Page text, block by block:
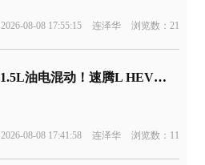
2026-08-08 17:55:15 连泽华 浏览数：21
搭载1.5L油电混动！速腾L HEV版申报
2026-08-08 17:41:58 连泽华 浏览数：11